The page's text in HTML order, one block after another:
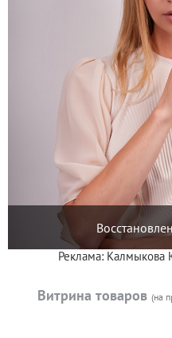
Реклама:
Витрина товаров (на